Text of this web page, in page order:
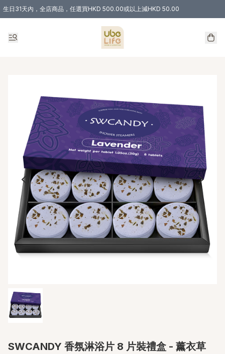
生日31天內，全店商品，任選買HKD 500.00或以上減HKD 50.00
購物滿 HKD 300.00即享免運費優惠！（適用於 特定的送貨方式 )
SWCANDY 香氛淋浴片 8 片裝禮盒 - 薰衣草